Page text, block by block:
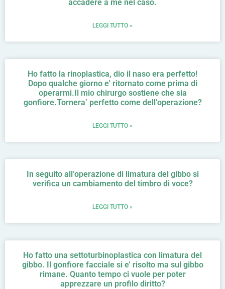
accadere a me nel caso.
LEGGI TUTTO »
Ho fatto la rinoplastica, dio il naso era perfetto!
Dopo qualche giorno e’ ritornato come prima di
operarmi.Il mio chirurgo sostiene che sia
gonfiore.Tornera’ perfetto come dell’operazione?
LEGGI TUTTO »
In seguito all’operazione di limatura del gibbo si
verifica un cambiamento del timbro di voce?
LEGGI TUTTO »
Ho fatto una settoturbinoplastica con limatura del
gibbo. Il gonfiore facciale si e’ risolto ma sul gibbo
rimane. Quanto tempo ci vuole per poter
apprezzare un profilo diritto?